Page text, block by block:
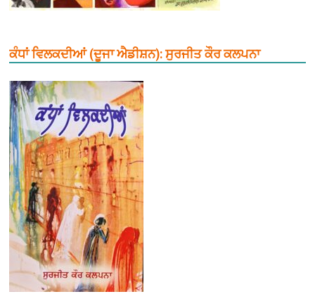
ਕੰਧਾਂ ਵਿਲਕਦੀਆਂ (ਦੂਜਾ ਐਡੀਸ਼ਨ): ਸੁਰਜੀਤ ਕੌਰ ਕਲਪਨਾ